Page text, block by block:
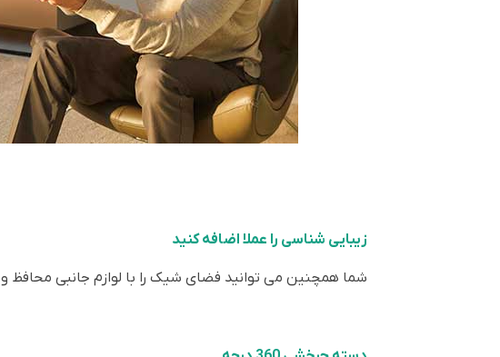
زیبایی شناسی را عملا اضافه کنید
شما همچنین می توانید فضای شیک را با لوازم جانبی محافظ